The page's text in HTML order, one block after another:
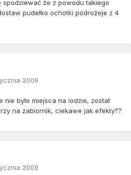
spodziewać że z powodu takiego
pudełko ochotki podrożeje z 4
2009
było miejsca na lodzie, został
na zabiornik, ciekawe jak efekty??
2009